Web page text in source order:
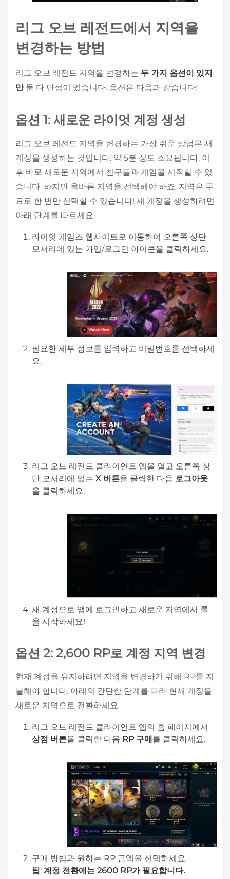
리그 오브 레전드에서 지역을
변경하는 방법
리그 오브 레전드 지역을 변경하는 두 가지 옵션이 있지
만둘 다 단점이 있습니다. 옵션은 다음과 같습니다:
옵션 1: 새로운 라이엇 계정 생성
리그 오브 레전드 지역을 변경하는 가장 쉬운 방법은 새
계정을 생성하는 것입니다. 약 5분 정도 소요됩니다. 이
후 바로 새로운 지역에서 친구들과 게임을 시작할 수 있
습니다. 하지만 올바른 지역을 선택해야 하죠. 지역은 무
료로 한 번만 선택할 수 있습니다! 새 계정을 생성하려면
아래 단계를 따르세요.
라이엇 게임즈 웹사이트로 이동하여 오른쪽 상단
모서리에 있는 가입/로그인 아이콘을 클릭하세요.
필요한 세부 정보를 입력하고 비밀번호를 선택하세
요.
리그 오브 레전드 클라이언트 앱을 열고 오른쪽 상
단 모서리에 있는 X 버튼을 클릭한 다음 로그아웃
을 클릭하세요.
새 계정으로 앱에 로그인하고 새로운 지역에서 롤
을 시작하세요!
옵션 2: 2,600 RP로 계정 지역 변경
현재 계정을 유지하려면 지역을 변경하기 위해 RP를 지
불해야 합니다. 아래의 간단한 단계를 따라 현재 계정을
새로운 지역으로 전환하세요.
리그 오브 레전드 클라이언트 앱의 홈 페이지에서
상점 버튼을 클릭한 다음 RP 구매 를 클릭하세요.
구매 방법과 원하는 RP 금액을 선택하세요.
팁: 계정 전환에는 2600 RP가 필요합니다.